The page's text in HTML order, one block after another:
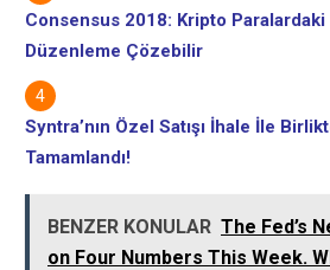
Consensus 2018: Kripto Paralardaki
Düzenleme Çözebilir
Syntra’nın Özel Satışı İhale İle
Tamamlandı!
BENZER KONULAR The Fed’s
on Four Numbers This Week.